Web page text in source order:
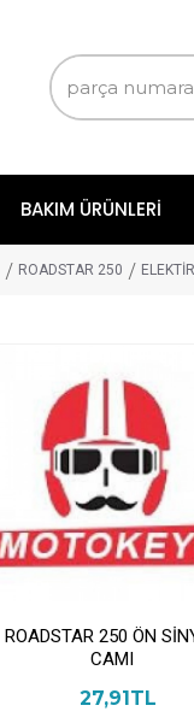
BAKIM ÜRÜNLERI
ROADSTAR 250
ROADSTAR 250 ÖN
CAMI
27,91TL